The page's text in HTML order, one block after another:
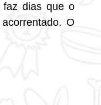
faz dias que o
O